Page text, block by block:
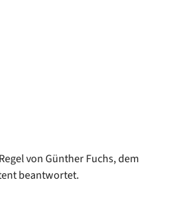
von Gün­ther Fuchs, dem
beant­wor­tet.